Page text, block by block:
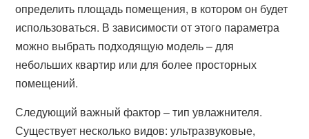
определить площадь помещения, в котором он будет
использоваться. В зависимости от этого параметра
можно выбрать подходящую модель – для
небольших квартир или для более просторных
помещений.
Следующий важный фактор – тип увлажнителя.
Существует несколько видов: ультразвуковые,